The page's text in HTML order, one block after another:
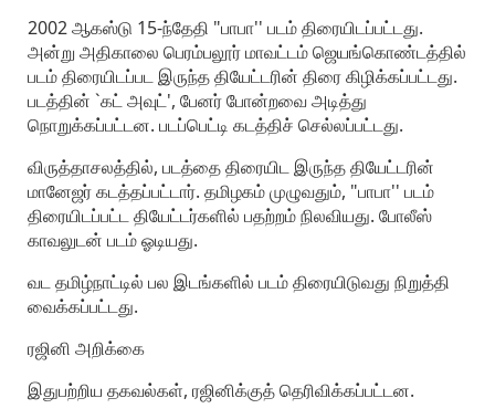
2002 ஆகஸ்டு 15-ந்தேதி "பாபா'' படம் திரையிடப்பட்டது.
அன்று அதிகாலை பெரம்பலூர் மாவட்டம் ஜெயங்கொண்டத்தில்
படம் திரையிடப்பட இருந்த தியேட்டரின் திரை கிழிக்கப்பட்டது.
படத்தின் `கட் அவுட்', பேனர் போன்றவை அடித்து
நொறுக்கப்பட்டன. படப்பெட்டி கடத்திச் செல்லப்பட்டது.
விருத்தாசலத்தில், படத்தை திரையிட இருந்த தியேட்டரின்
மானேஜர் கடத்தப்பட்டார். தமிழகம் முழுவதும், "பாபா'' படம்
திரையிடப்பட்ட தியேட்டர்களில் பதற்றம் நிலவியது. போலீஸ்
காவலுடன் படம் ஓடியது.
வட தமிழ்நாட்டில் பல இடங்களில் படம் திரையிடுவது நிறுத்தி
வைக்கப்பட்டது.
ரஜினி அறிக்கை
இதுபற்றிய தகவல்கள், ரஜினிக்குத் தெரிவிக்கப்பட்டன.